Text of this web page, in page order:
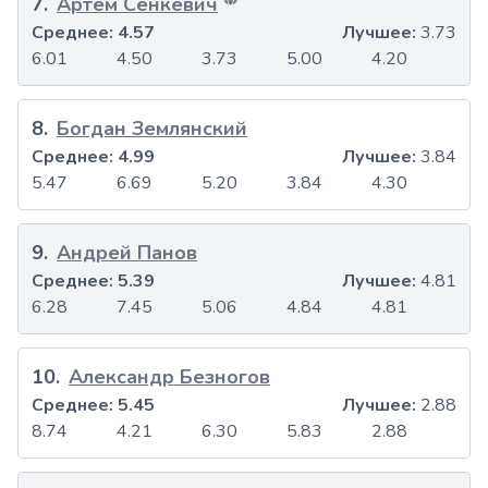
6.01 4.50 3.73 5.00 4.20
Среднее: 4.57 Лучшее: 3.73
8. Богдан Землянский
5.47 6.69 5.20 3.84 4.30
Среднее: 4.99 Лучшее: 3.84
9. Андрей Панов
6.28 7.45 5.06 4.84 4.81
Среднее: 5.39 Лучшее: 4.81
10. Александр Безногов
8.74 4.21 6.30 5.83 2.88
Среднее: 5.45 Лучшее: 2.88